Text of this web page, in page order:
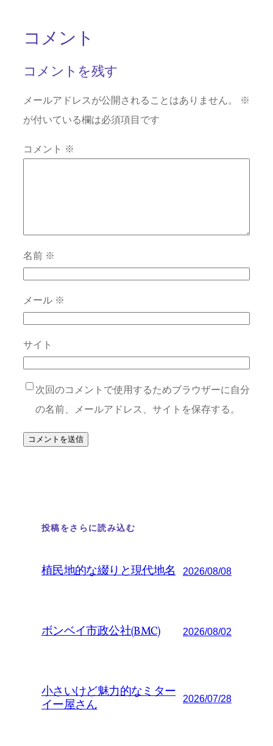
コメント
コメントを残す
メールアドレスが公開されることはありません。
※
が付いている欄は必須項目です
コメント ※
名前 ※
メール ※
サイト
次回のコメントで使用するためブラウザーに自分
の名前、メールアドレス、サイトを保存する。
投稿をさらに読み込む
植民地的な綴りと現代地名 2026/08/08
ボンベイ市政公社(BMC) 2026/08/02
小さいけど魅力的なミター
イー屋さん
2026/07/28